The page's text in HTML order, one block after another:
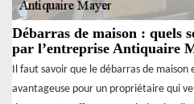
Débarras de maison : quels
par l’entreprise Antiquaire
Il faut savoir que le débarras de
avantageuse pour un propriétaire qui